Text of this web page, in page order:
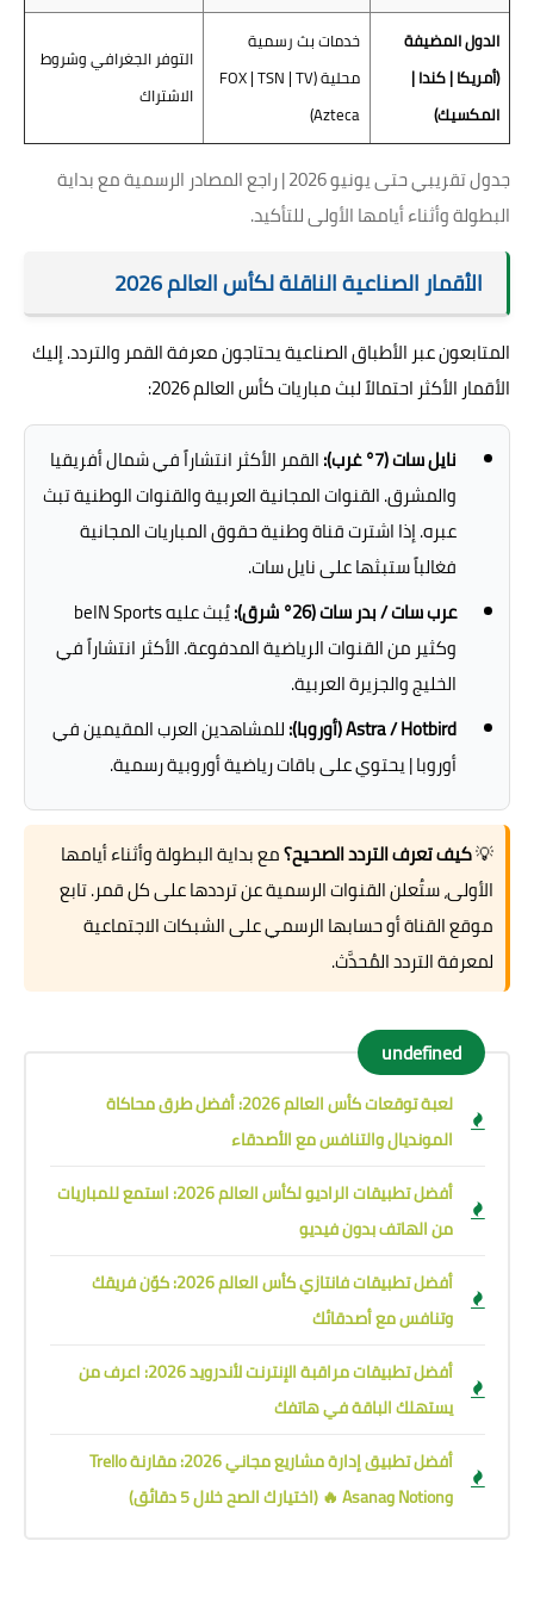
الدول المضيفة
(أمريكا | كندا |
المكسيك)
خدمات بث رسمية
محلية (FOX | TSN | TV
Azteca)
التوفر الجغرافي وشروط
الاشتراك
جدول تقريبي حتى يونيو 2026 | راجع المصادر الرسمية مع بداية
البطولة وأثناء أيامها الأولى للتأكيد.
الأقمار الصناعية الناقلة لكأس العالم 2026
المتابعون عبر الأطباق الصناعية يحتاجون معرفة القمر والتردد. إليك
الأقمار الأكثر احتمالاً لبث مباريات كأس العالم 2026:
نايل سات (7° غرب):
القمر الأكثر انتشاراً في شمال أفريقيا
والمشرق. القنوات المجانية العربية والقنوات الوطنية تبث
عبره. إذا اشترت قناة وطنية حقوق المباريات المجانية
فغالباً ستبثها على نايل سات.
عرب سات / بدر سات (26° شرق):
يُبث عليه beIN Sports
وكثير من القنوات الرياضية المدفوعة. الأكثر انتشاراً في
الخليج والجزيرة العربية.
Astra / Hotbird (أوروبا):
للمشاهدين العرب المقيمين في
أوروبا | يحتوي على باقات رياضية أوروبية رسمية.
💡كيف تعرف التردد الصحيح؟مع بداية البطولة وأثناء أيامها
الأولى، ستُعلن القنوات الرسمية عن ترددها على كل قمر. تابع
موقع القناة أو حسابها الرسمي على الشبكات الاجتماعية
لمعرفة التردد المُحدَّث.
undefined
لعبة توقعات كأس العالم 2026: أفضل طرق محاكاة
المونديال والتنافس مع الأصدقاء
أفضل تطبيقات الراديو لكأس العالم 2026: استمع للمباريات
من الهاتف بدون فيديو
أفضل تطبيقات فانتازي كأس العالم 2026: كوّن فريقك
وتنافس مع أصدقائك
أفضل تطبيقات مراقبة الإنترنت لأندرويد 2026: اعرف من
يستهلك الباقة في هاتفك
أفضل تطبيق إدارة مشاريع مجاني 2026: مقارنة Trello
وNotion وAsana 🔥 (اختيارك الصح خلال 5 دقائق)